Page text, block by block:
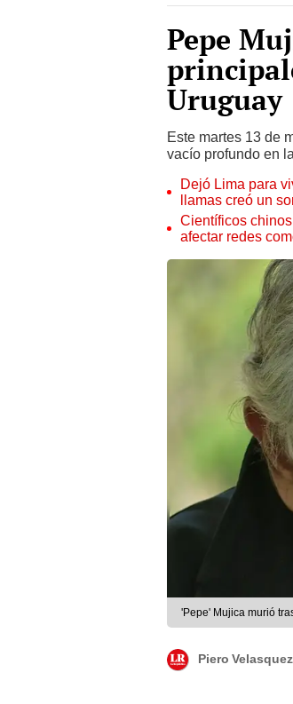
Pepe
Uruguay
Este martes 13 de
vacío profundo en
Dejó Lima para
llamas creó un
Científicos
afectar redes
'Pepe' Mujica murió
Piero Velasquez